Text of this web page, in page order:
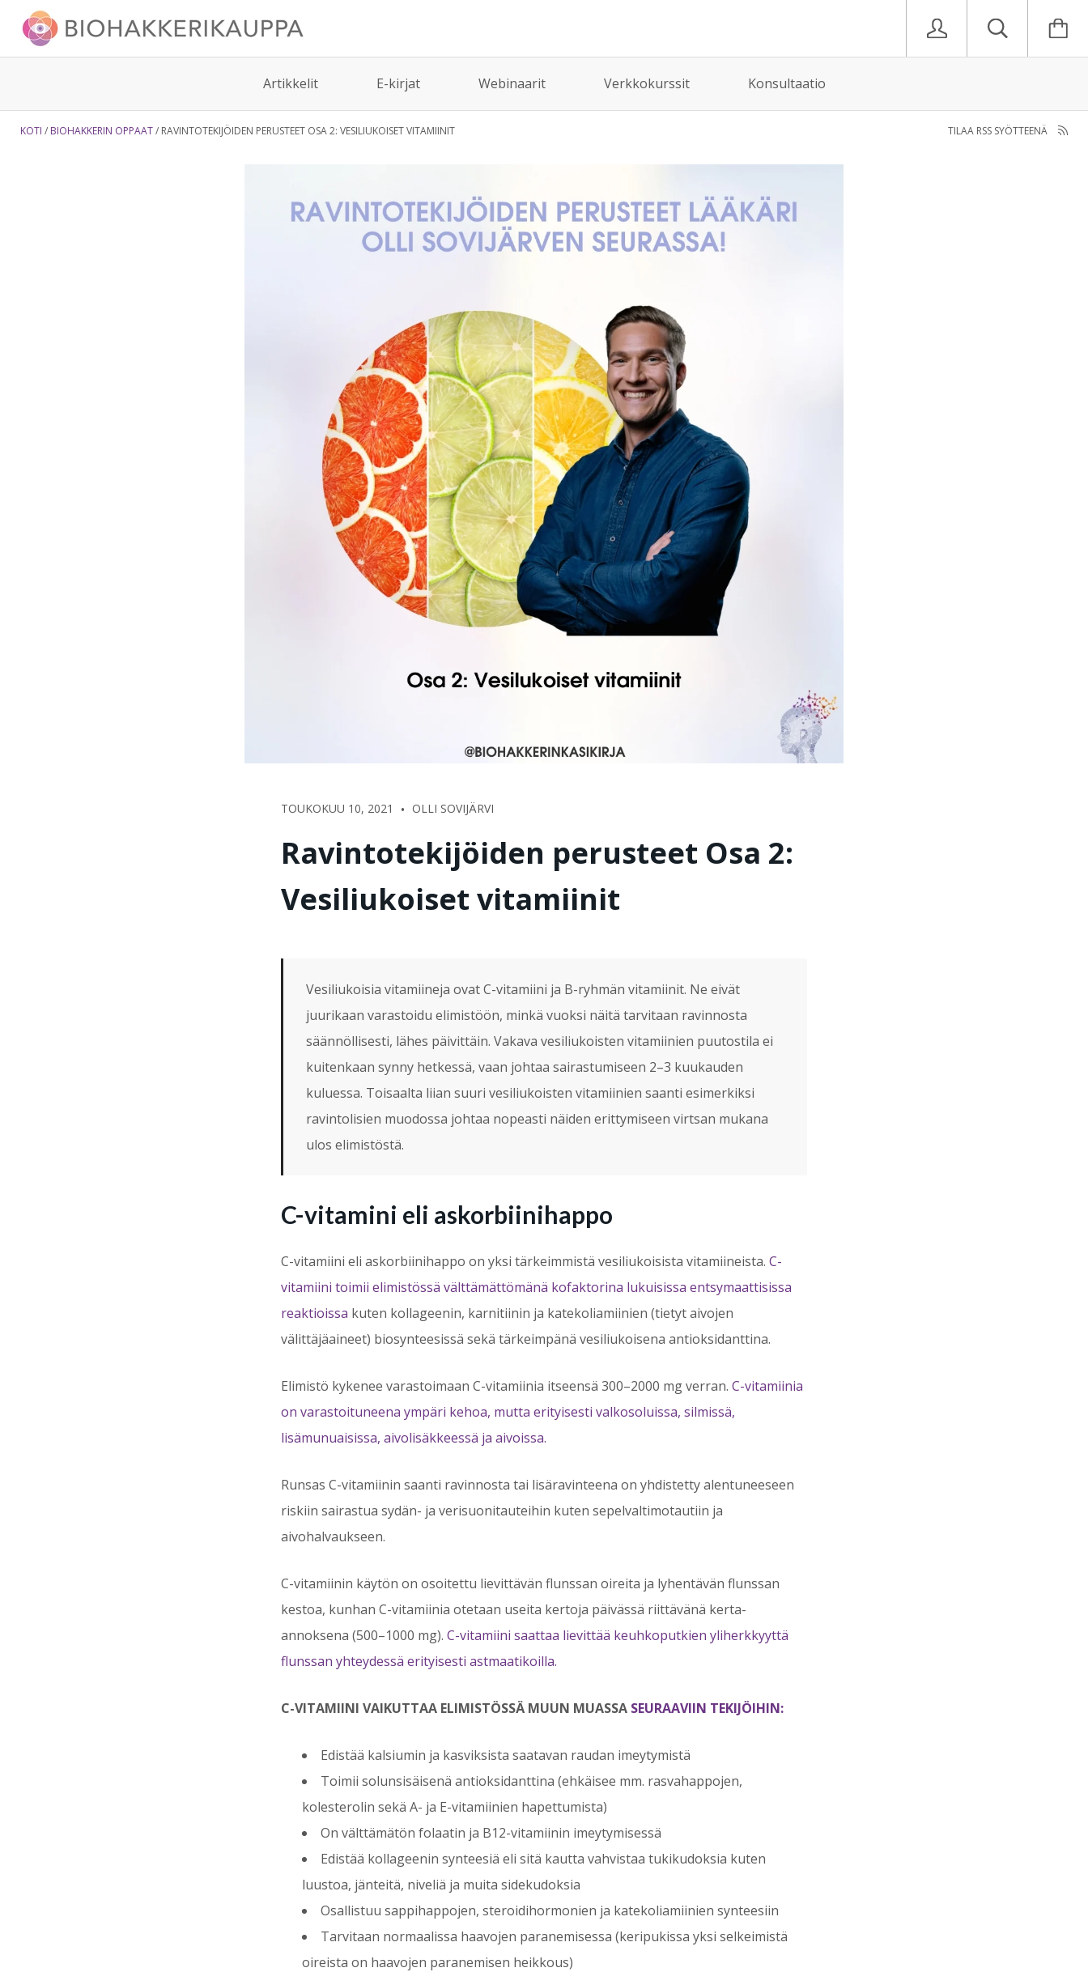
Artikkelit E-kirjat Webinaarit Verkkokurssit Konsultaatio
KOTI BIOHAKKERIN OPPAAT RAVINTOTEKIJÖIDEN PERUSTEET OSA 2: VESILIUKOISET VITAMIINIT TILAA RSS SYÖTTEENÄ
TOUKOKUU 10, 2021 • OLLI SOVIJÄRVI
Ravintotekijöiden perusteet Osa 2:
Vesiliukoiset vitamiinit
Vesiliukoisia vitamiineja ovat C-vitamiini ja B-ryhmän vitamiinit. Ne eivät
juurikaan varastoidu elimistöön, minkä vuoksi näitä tarvitaan ravinnosta
säännöllisesti, lähes päivittäin. Vakava vesiliukoisten vitamiinien puutostila ei
kuitenkaan synny hetkessä, vaan johtaa sairastumiseen 2–3 kuukauden
kuluessa. Toisaalta liian suuri vesiliukoisten vitamiinien saanti esimerkiksi
ravintolisien muodossa johtaa nopeasti näiden erittymiseen virtsan mukana
ulos elimistöstä.
C-vitamini eli askorbiinihappo
C-vitamiini eli askorbiinihappo on yksi tärkeimmistä vesiliukoisista vitamiineista. C-
vitamiini toimii elimistössä välttämättömänä kofaktorina lukuisissa entsymaattisissa
reaktioissa kuten kollageenin, karnitiinin ja katekoliamiinien (tietyt aivojen
välittäjäaineet) biosynteesissä sekä tärkeimpänä vesiliukoisena antioksidanttina.
Elimistö kykenee varastoimaan C-vitamiinia itseensä 300–2000 mg verran. C-vitamiinia
on varastoituneena ympäri kehoa, mutta erityisesti valkosoluissa, silmissä,
lisämunuaisissa, aivolisäkkeessä ja aivoissa.
Runsas C-vitamiinin saanti ravinnosta tai lisäravinteena on yhdistetty alentuneeseen
riskiin sairastua sydän- ja verisuonitauteihin kuten sepelvaltimotautiin ja
aivohalvaukseen.
C-vitamiinin käytön on osoitettu lievittävän flunssan oireita ja lyhentävän flunssan
kestoa, kunhan C-vitamiinia otetaan useita kertoja päivässä riittävänä kerta-
annoksena (500–1000 mg). C-vitamiini saattaa lievittää keuhkoputkien yliherkkyyttä
flunssan yhteydessä erityisesti astmaatikoilla.
C-VITAMIINI VAIKUTTAA ELIMISTÖSSÄ MUUN MUASSA SEURAAVIIN TEKIJÖIHIN:
Edistää kalsiumin ja kasviksista saatavan raudan imeytymistä
Toimii solunsisäisenä antioksidanttina (ehkäisee mm. rasvahappojen,
kolesterolin sekä A- ja E-vitamiinien hapettumista)
On välttämätön folaatin ja B12-vitamiinin imeytymisessä
Edistää kollageenin synteesiä eli sitä kautta vahvistaa tukikudoksia kuten
luustoa, jänteitä, niveliä ja muita sidekudoksia
Osallistuu sappihappojen, steroidihormonien ja katekoliamiinien synteesiin
Tarvitaan normaalissa haavojen paranemisessa (keripukissa yksi selkeimistä
oireista on haavojen paranemisen heikkous)